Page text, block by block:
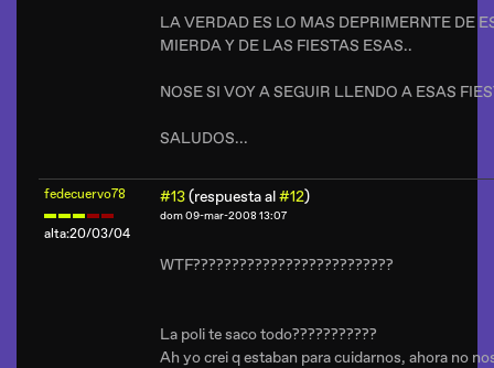
LA VERDAD ES LO MAS DEPRIMERNTE DE
MIERDA Y DE LAS FIESTAS ESAS..
NOSE SI VOY A SEGUIR LLENDO A ESAS
SALUDOS...
fedecuervo78
alta:20/03/04
#13(respuesta al#12)
dom 09-mar-2008 13:07
WTF??????????????????????????
La poli te saco todo???????????
Ah yo crei q estaban para cuidarnos, ahora no